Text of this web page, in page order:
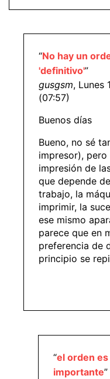
“No hay un
'definitivo'”
gusgsm, Lunes
(07:57)
Buenos días
Bueno, no sé
impresor),
impresión de
que depende
trabajo, la
imprimir, la
ese mismo
parece que en
preferencia de
principio se
“el orden
importante”